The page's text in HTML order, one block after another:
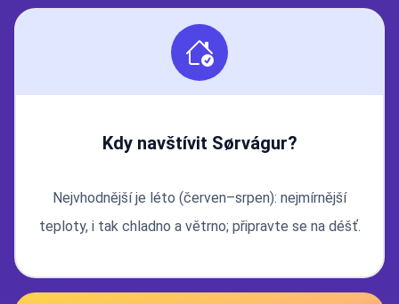
Kdy navštívit Sørvágur?
Nejvhodnější je léto (červen–srpen): nejmírnější
teploty, i tak chladno a větrno; připravte se na déšť.